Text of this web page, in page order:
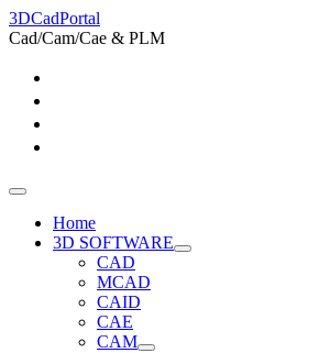
3DCadPortal
Cad/Cam/Cae & PLM
Home
3D SOFTWARE
CAD
MCAD
CAID
CAE
CAM